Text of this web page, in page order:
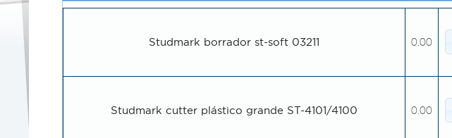
Studmark borrador st-soft 03211 0.00
Studmark cutter plástico grande ST-4101/4100 0.00